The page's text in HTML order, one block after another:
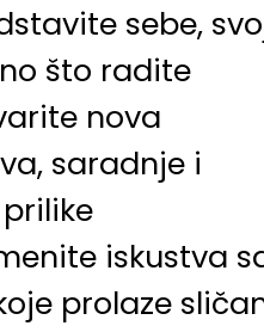
sebe,
što radite
nova
saradnje i
iskustva
prolaze